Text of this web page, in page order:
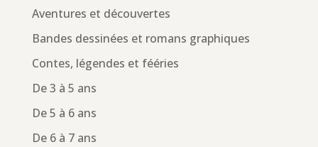
Aventures et découvertes
Bandes dessinées et romans graphiques
Contes, légendes et fééries
De 3 à 5 ans
De 5 à 6 ans
De 6 à 7 ans